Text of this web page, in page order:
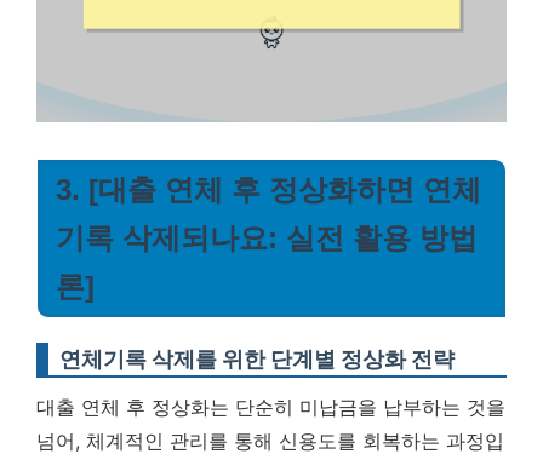
3. [대출 연체 후 정상화하면 연체
기록 삭제되나요: 실전 활용 방법
론]
연체기록 삭제를 위한 단계별 정상화 전략
대출 연체 후 정상화는 단순히 미납금을 납부하는 것을
넘어, 체계적인 관리를 통해 신용도를 회복하는 과정입